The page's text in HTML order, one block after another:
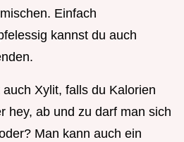
Einfach
kannst du auch
Xylit, falls du Kalorien
hey, ab und zu darf man sich
Man kann auch ein